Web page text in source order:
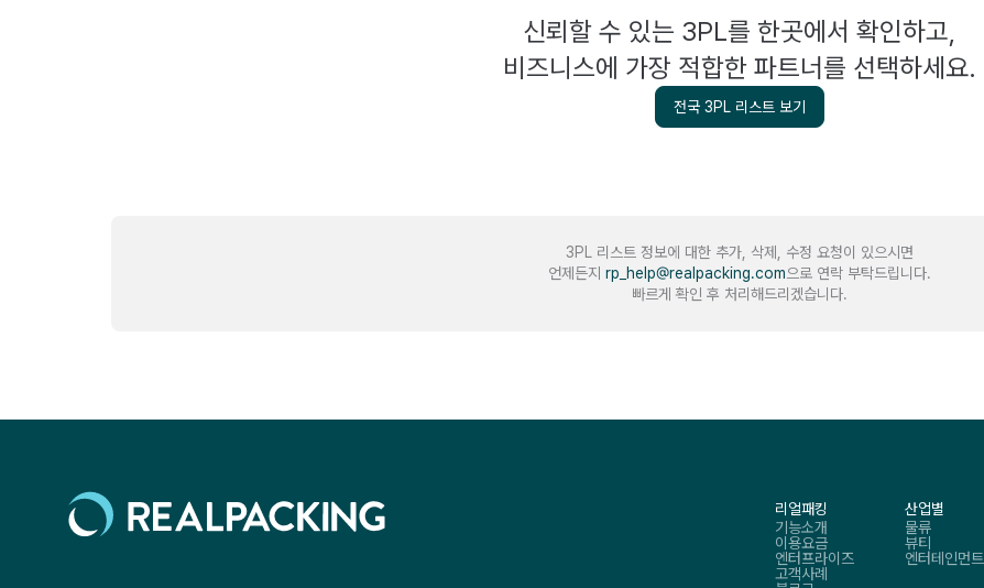
신뢰할 수 있는 3PL를 한곳에서 확인하고,
비즈니스에 가장 적합한 파트너를 선택하세요.
전국 3PL 리스트 보기
3PL 리스트 정보에 대한 추가, 삭제, 수정 요청이 있으시면
언제든지 rp_help@realpacking.com으로 연락 부탁드립니다.
빠르게 확인 후 처리해드리겠습니다.
리얼패킹
기능소개
이용요금
엔터프라이즈
고객사례
산업별
물류
뷰티
엔터테인먼트